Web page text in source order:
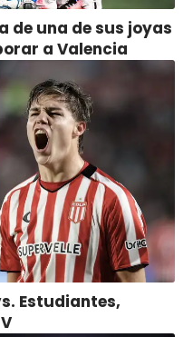
de una de sus joyas
a Valencia
Estudiantes,